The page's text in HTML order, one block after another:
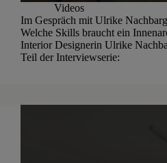
Videos
Im Gespräch mit Ulrike
Welche Skills braucht ein
Interior Designerin Ulrike
Teil der Interviewserie: